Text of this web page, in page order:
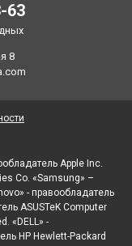
63
8
Apple Inc.
Co. «Samsung» –
- правообладатель
ASUSTeK Computer
«DELL» -
HP Hewlett-Packard